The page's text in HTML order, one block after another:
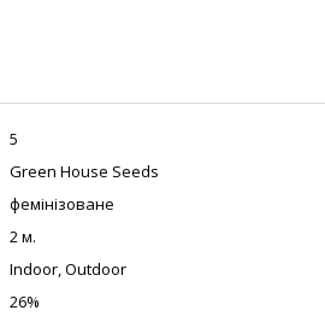
5
Green House Seeds
фемінізоване
2 м.
Indoor, Outdoor
26%